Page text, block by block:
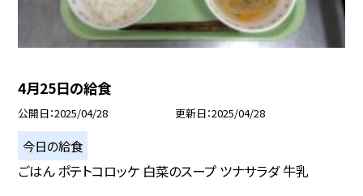
4月25日の給食
公開日 2025/04/28 更新日 2025/04/28
今日の給食
ごはん ポテトコロッケ 白菜のスープ ツナサラダ 牛乳